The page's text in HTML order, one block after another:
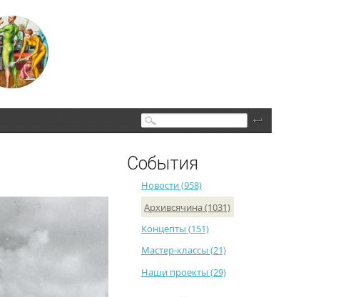
Поиск
События
Новости (958)
Архивсячина (1031)
Концепты (151)
Мастер-классы (21)
Наши проекты (29)